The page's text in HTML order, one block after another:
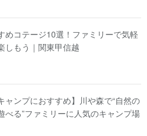
めコテージ10選！ファミリーで気軽
しもう｜関東甲信越
ャンプにおすすめ】川や森で“自然の
べる”ファミリーに人気のキャンプ場